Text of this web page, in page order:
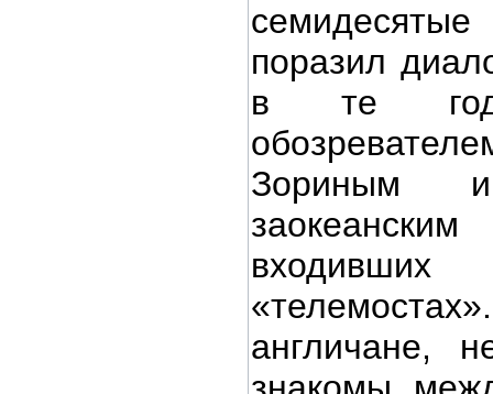
поразил
в те годы
Зориным
англичане,